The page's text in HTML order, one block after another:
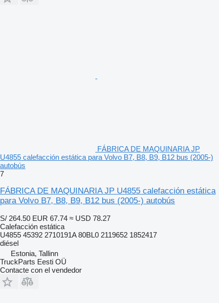
FÁBRICA DE MAQUINARIA JP
U4855 calefacción estática para Volvo B7, B8, B9, B12 bus (2005-)
autobús
7
FÁBRICA DE MAQUINARIA JP U4855 calefacción estática
para Volvo B7, B8, B9, B12 bus (2005-) autobús
S/ 264.50 EUR 67.74 ≈ USD 78.27
Calefacción estática
U4855 45392 2710191A 80BL0 2119652 1852417
diésel
Estonia, Tallinn
TruckParts Eesti OÜ
Contacte con el vendedor